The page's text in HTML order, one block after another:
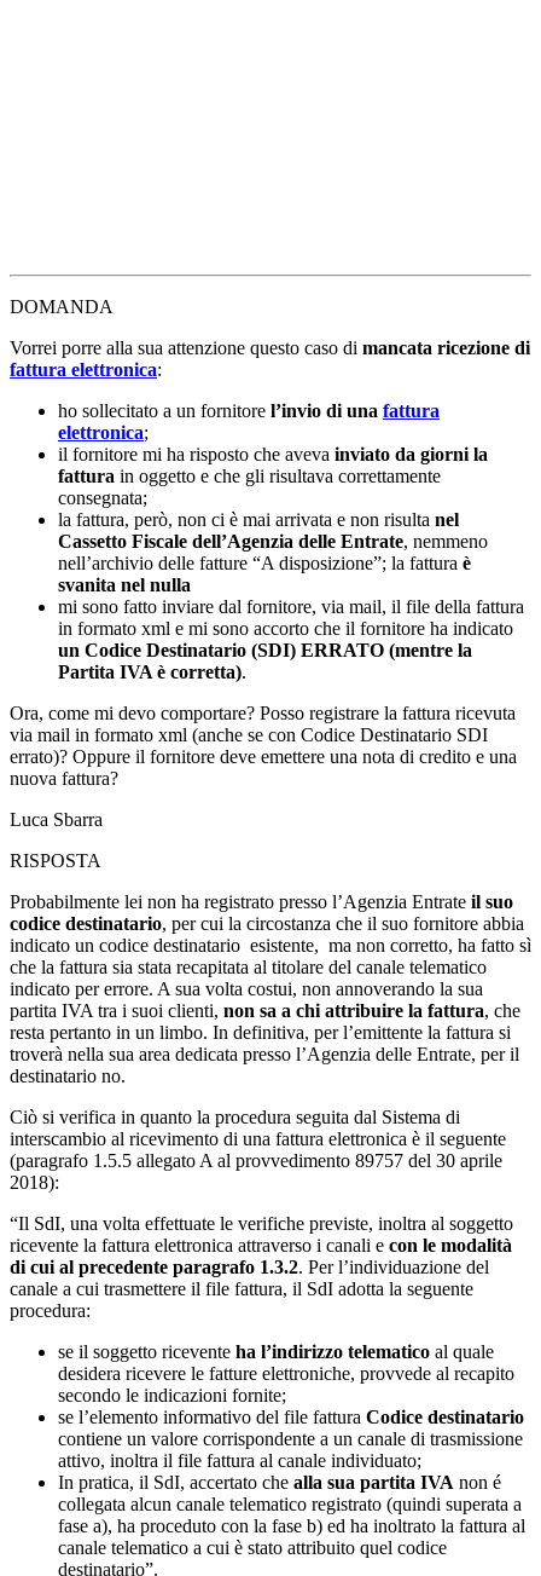
DOMANDA
fattura elettronica:
ho sollecitato a un fornitorel’invio di unafattura
elettronica;
il fornitore mi ha risposto che aveva
fatturain oggetto e che gli risultava correttamente
consegnata;
la fattura, però, non ci è mai arrivata e non risultanel
Cassetto Fiscale dell’Agenzia delle Entrate
nell’archivio delle fatture “A disposizione”; la fatturaè
svanita nel nulla
mi sono fatto inviare dal fornitore, via mail, il file della fattura
in formato xml e mi sono accorto che il fornitore ha indicato
un Codice Destinatario (SDI) ERRATO (mentre la
Partita IVA è corretta).
Ora, come mi devo comportare? Posso registrare la fattura ricevuta
via mail in formato xml (anche se con Codice Destinatario SDI
nuova fattura?
Luca Sbarra
RISPOSTA
Probabilmente lei non ha registrato presso l’Agenzia Entrateil suo
codice destinatario, per cui la circostanza che il suo fornitore abbia
indicato un codice destinatario esistente, ma non corretto, ha fatto sì
che la fattura sia stata recapitata al titolare del canale telematico
indicato per errore. A sua volta costui, non annoverando la sua
partita IVA tra i suoi clienti,non sa a chi attribuire la fattura, che
resta pertanto in un limbo. In definitiva, per l’emittente la fattura si
destinatario no.
Ciò si verifica in quanto la procedura seguita dal Sistema di
interscambio al ricevimento di una fattura elettronica è il seguente
(paragrafo 1.5.5 allegato A al provvedimento 89757 del 30 aprile
2018):
“Il SdI, una volta effettuate le verifiche previste, inoltra al soggetto
ricevente la fattura elettronica attraverso i canali e con le modalità
di cui al precedente paragrafo 1.3.2
. Per l’individuazione del
canale a cui trasmettere il file fattura, il SdI adotta la seguente
procedura:
se il soggetto riceventeha l’indirizzo telematico
al quale
desidera ricevere le fatture elettroniche, provvede al recapito
secondo le indicazioni fornite;
se l’elemento informativo del file fatturaCodice destinatario
contiene un valore corrispondente a un canale di trasmissione
attivo, inoltra il file fattura al canale individuato;
In pratica, il SdI, accertato chealla sua partita IVA non é
collegata alcun canale telematico registrato (quindi superata a
fase a), ha proceduto con la fase b) ed ha inoltrato la fattura al